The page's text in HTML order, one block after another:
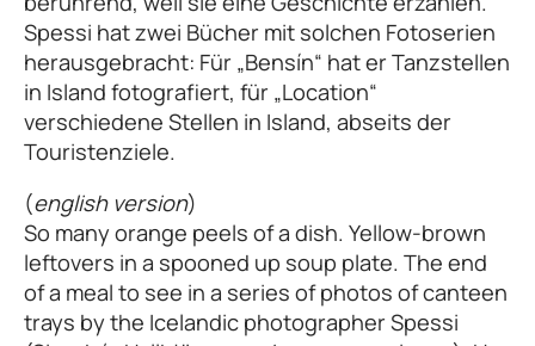
Spessi hat zwei Bücher mit solchen Fotoserien
herausgebracht: Für „Bensín“ hat er Tanzstellen
in Island fotografiert, für „Location“
verschiedene Stellen in Island, abseits der
Touristenziele.
(english version)
So many orange peels of a dish. Yellow-brown
leftovers in a spooned up soup plate. The end
of a meal to see in a series of photos of canteen
trays by the Icelandic photographer Spessi